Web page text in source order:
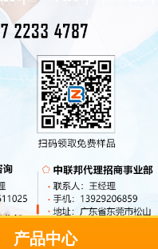
产品中心